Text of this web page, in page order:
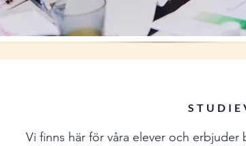
Vi finns här för våra elever och